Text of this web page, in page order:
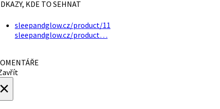
KDE TO SEHNAT
sleepandglow.cz/product/11
sleepandglow.cz/product…